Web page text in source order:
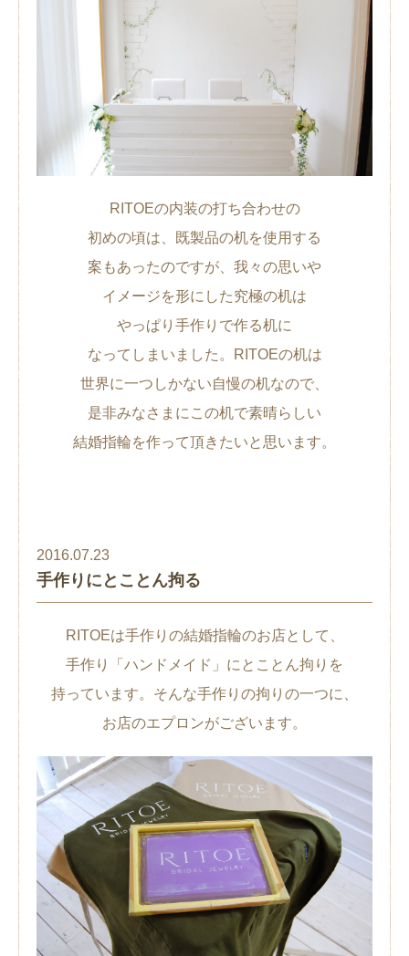
RITOEの内装の打ち合わせの
初めの頃は、既製品の机を使用する
案もあったのですが、我々の思いや
イメージを形にした究極の机は
やっぱり手作りで作る机に
なってしまいました。RITOEの机は
世界に一つしかない自慢の机なので、
是非みなさまにこの机で素晴らしい
結婚指輪を作って頂きたいと思います。
2016.07.23
手作りにとことん拘る
RITOEは手作りの結婚指輪のお店として、
手作り「ハンドメイド」にとことん拘りを
持っています。そんな手作りの拘りの一つに、
お店のエプロンがございます。